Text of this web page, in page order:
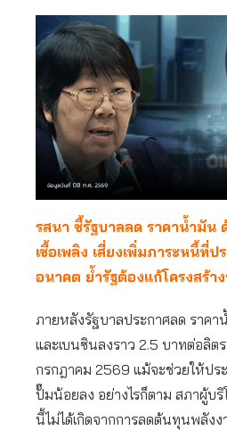
รสนา ชี้รัฐบาลลด ราคาน้ำมัน
เชื้อเพลิง เสี่ยงเพิ่มภาระหนี้ที่
อนาคต ย้ำรัฐต้องแก้โครงสร้า
ภายหลังรัฐบาลประกาศลด ราคา
และเบนซินลงราว 2.5 บาทต่อลิต
กรกฎาคม 2569 แม้จะช่วยให้ป
ปั๊มน้อยลง อย่างไรก็ตาม สภาผู้บริ
นี้ไม่ได้เกิดจากการลดต้นทุนพลังง